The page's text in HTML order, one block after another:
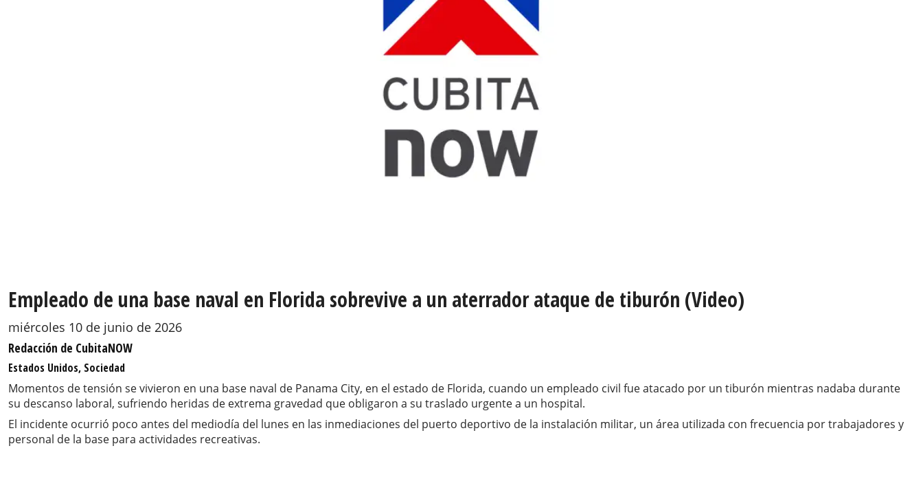
Empleado de una base naval en Florida sobrevive a un aterrador ataque de tiburón (Video)
miércoles 10 de junio de 2026
Redacción de CubitaNOW
Estados Unidos, Sociedad
Momentos de tensión se vivieron en una base naval de Panama City, en el estado de Florida, cuando un empleado civil fue atacado por un tiburón mientras nadaba durante
su descanso laboral, sufriendo heridas de extrema gravedad que obligaron a su traslado urgente a un hospital.
El incidente ocurrió poco antes del mediodía del lunes en las inmediaciones del puerto deportivo de la instalación militar, un área utilizada con frecuencia por trabajadores y
personal de la base para actividades recreativas.